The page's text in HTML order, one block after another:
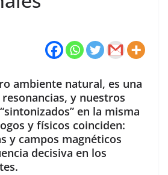
ambiente natural, es una
y nuestros
en la misma
y físicos coinciden:
y campos magnéticos
decisiva en los